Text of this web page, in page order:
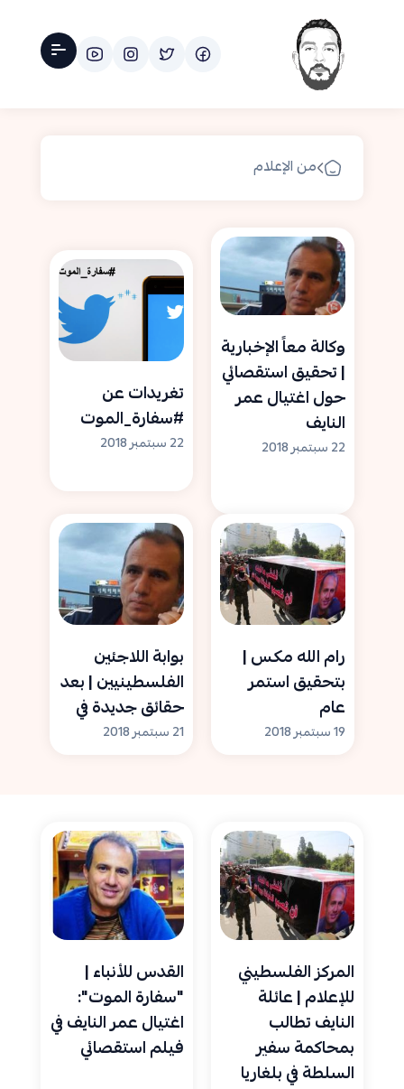
من الإعلام
وكالة معاً الإخبارية
| تحقيق استقصائي
حول اغتيال عمر
النايف
22 سبتمبر 2018
تغريدات عن
#سفارة_الموت
22 سبتمبر 2018
رام الله مكس |
بتحقيق استمر
عام
ونصف..معلومات
19 سبتمبر 2018
بوابة اللاجئين
الفلسطينيين | بعد
حقائق جديدة في
قضيته.. عائلة
ومحاكمته
21 سبتمبر 2018
المركز الفلسطيني
للإعلام | عائلة
النايف تطالب
بمحاكمة سفير
السلطة في بلغاريا
القدس للأنباء |
"سفارة الموت":
اغتيال عمر النايف في
فيلم استقصائي